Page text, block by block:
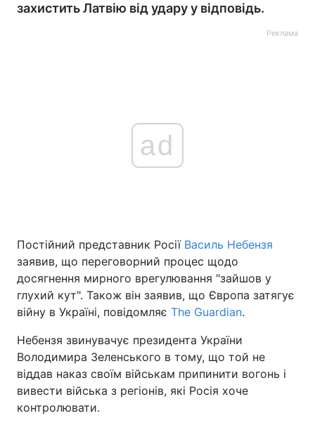
захистить Латвію від удару у відповідь.
Реклама
ad
Постійний представник Росії Василь Небензя
заявив, що переговорний процес щодо
досягнення мирного врегулювання "зайшов у
глухий кут". Також він заявив, що Європа затягує
війну в Україні, повідомляє The Guardian.
Небензя звинувачує президента України
Володимира Зеленського в тому, що той не
віддав наказ своїм військам припинити вогонь і
вивести війська з регіонів, які Росія хоче
контролювати.